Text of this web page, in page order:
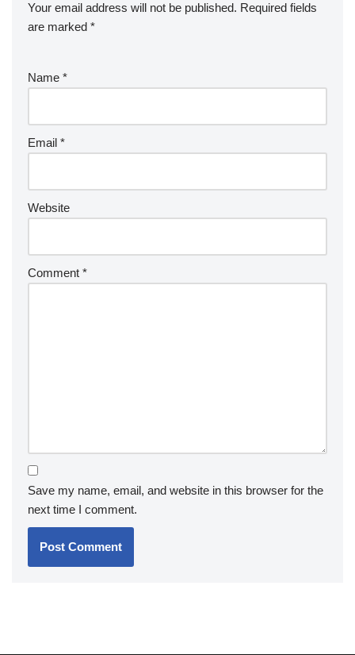
Your email address will not be published. Required fields
are marked *
Name *
Email *
Website
Comment *
Save my name, email, and website in this browser for the
next time I comment.